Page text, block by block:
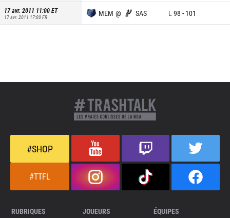
17 avr. 2011 11:00ET
17 avr. 2011 17:00FR MEM @ SAS L 98 - 101
#SHOP
#TTFL
RUBRIQUES
JOUEURS ÉQUIPES